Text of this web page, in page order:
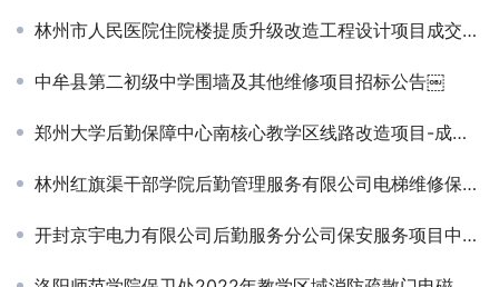
林州市人民医院住院楼提质升级改造工程设计项目成交结果公告
中牟县第二初级中学围墙及其他维修项目招标公告￼
郑州大学后勤保障中心南核心教学区线路改造项目-成交公告
林州红旗渠干部学院后勤管理服务有限公司电梯维修保养服务项目二次成交结果公告￼
开封京宇电力有限公司后勤服务分公司保安服务项目中标公告